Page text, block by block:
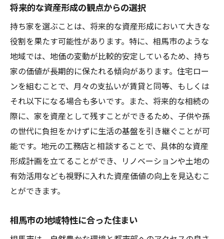
将来的な資産形成の観点からの選択
持ち家を選ぶことは、将来的な資産形成において大きな
役割を果たす可能性があります。特に、相馬市のような
地域では、地価の変動が比較的安定しているため、持ち
家の価値が長期的に保たれる傾向があります。住宅ロー
ンを組むことで、月々の支払いが賃貸と同等、もしくは
それ以下になる場合も多いです。また、将来的な相続の
際に、家を資産として残すことができるため、子供や孫
の世代に負担をかけずに生活の基盤を引き継ぐことが可
能です。地元の工務店と相談することで、具体的な資産
形成計画を立てることができ、リノベーションや土地の
有効活用なども視野に入れた資産価値の向上を見込むこ
とができます。
相馬市の地域特性に合った住まい